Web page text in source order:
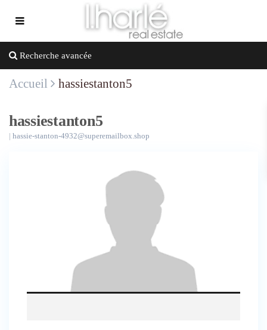
Recherche avancée
Accueil hassiestanton5
hassiestanton5
| hassie-stanton-4932@superemailbox.shop